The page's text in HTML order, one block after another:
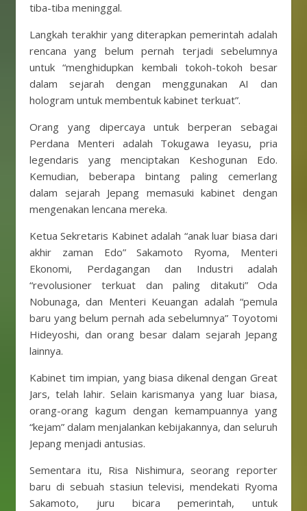
tiba-tiba meninggal.
Langkah terakhir yang diterapkan pemerintah adalah
rencana yang belum pernah terjadi sebelumnya
untuk “menghidupkan kembali tokoh-tokoh besar
dalam sejarah dengan menggunakan AI dan
hologram untuk membentuk kabinet terkuat”.
Orang yang dipercaya untuk berperan sebagai
Perdana Menteri adalah Tokugawa Ieyasu, pria
legendaris yang menciptakan Keshogunan Edo.
Kemudian, beberapa bintang paling cemerlang
dalam sejarah Jepang memasuki kabinet dengan
mengenakan lencana mereka.
Ketua Sekretaris Kabinet adalah “anak luar biasa dari
akhir zaman Edo” Sakamoto Ryoma, Menteri
Ekonomi, Perdagangan dan Industri adalah
“revolusioner terkuat dan paling ditakuti” Oda
Nobunaga, dan Menteri Keuangan adalah “pemula
baru yang belum pernah ada sebelumnya” Toyotomi
Hideyoshi, dan orang besar dalam sejarah Jepang
lainnya.
Kabinet tim impian, yang biasa dikenal dengan Great
Jars, telah lahir. Selain karismanya yang luar biasa,
orang-orang kagum dengan kemampuannya yang
“kejam” dalam menjalankan kebijakannya, dan seluruh
Jepang menjadi antusias.
Sementara itu, Risa Nishimura, seorang reporter
baru di sebuah stasiun televisi, mendekati Ryoma
Sakamoto, juru bicara pemerintah, untuk